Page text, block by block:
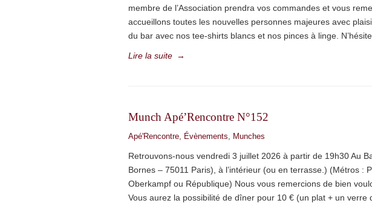
membre de l’Association prendra vos commandes et vous
accueillons toutes les nouvelles personnes majeures avec
du bar avec nos tee-shirts blancs et nos pinces à linge.
Lire la suite →
Munch Apé’Rencontre N°152
Apé'Rencontre, Évènements, Munches
Retrouvons-nous vendredi 3 juillet 2026 à partir de 19h30 Au
Bornes – 75011 Paris), à l’intérieur (ou en terrasse.) (Métros :
Oberkampf ou République) Nous vous remercions de bien
Vous aurez la possibilité de dîner pour 10 € (un plat + un verre